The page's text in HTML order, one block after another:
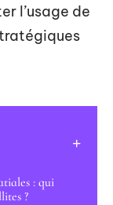
l’usage de
: qui
?